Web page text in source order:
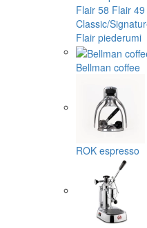
Flair 58 Flair
Classic/
Flair piederumi
Bellman coffee
ROK espresso